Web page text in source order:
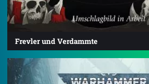
Frevler und Verdammte